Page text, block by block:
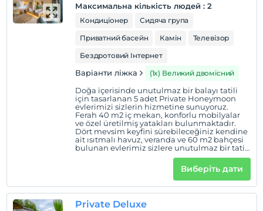
перевірь
En erken saat 14:00 ve sonrası
Останній 12:00 і раніше
домашня тварина
Домашні тварини заборонені
кімнати для некурців
Дітям віком до 7 років заборонено перебувати в
Максимальна кількість людей : 2
Кондиціонер
Сидяча група
Приватний басейн
Камін
Телевізор
Бездротовий Інтернет
Варіанти ліжка (1x) Великий двомісний
Doğa içerisinde unutulmaz bir balayı tatili
için tasarlanan 5 adet Private Honeymoon
evlerimizi sizlerin hizmetine sunuyoruz.
Ferah 40 m2 iç mekan, konforlu mobilyalar
ve özel üretilmiş yatakları bulunmaktadır.
Dört mevsim keyfini sürebileceğiniz kendine
ait ısıtmalı havuz, veranda ve 60 m2 bahçesi
bulunan evlerimiz sizlere unutulmaz bir tatil
deneyimi yaşatmaya hazır. Evler yerden
ısıtmalı, klimalı ve şöminelidir.Виберіть дати
Private Deluxe